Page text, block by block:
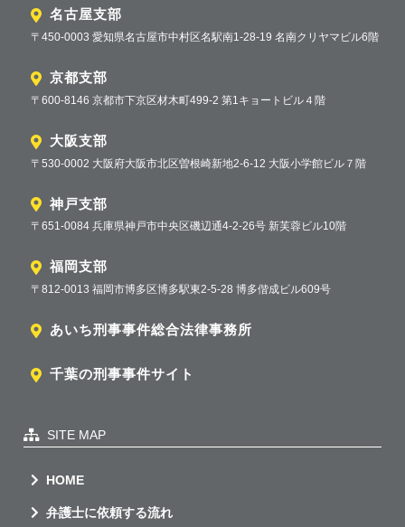
名古屋支部
〒450-0003 愛知県名古屋市中村区名駅南1-28-19 名南クリヤマビル6階
京都支部
〒600-8146 京都市下京区材木町499-2 第1キョートビル４階
大阪支部
〒530-0002 大阪府大阪市北区曽根崎新地2-6-12 大阪小学館ビル７階
神戸支部
〒651-0084 兵庫県神戸市中央区磯辺通4-2-26号 新芙蓉ビル10階
福岡支部
〒812-0013 福岡市博多区博多駅東2-5-28 博多偕成ビル609号
あいち刑事事件総合法律事務所
千葉の刑事事件サイト
SITE MAP
HOME
弁護士に依頼する流れ